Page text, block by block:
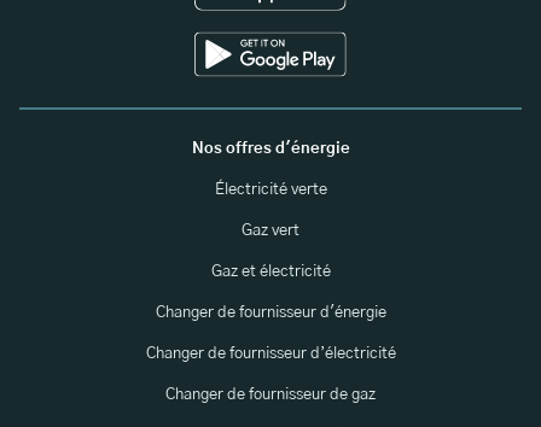
Nos offres d'énergie
Électricité verte
Gaz vert
Gaz et électricité
Changer de fournisseur d'énergie
Changer de fournisseur d’électricité
Changer de fournisseur de gaz